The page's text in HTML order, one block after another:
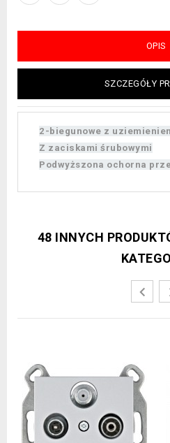
OPIS
SZCZEGÓŁY
2-biegunowe z
Z zaciskami śrubowymi
Podwyższona ochorna
48 INNYCH